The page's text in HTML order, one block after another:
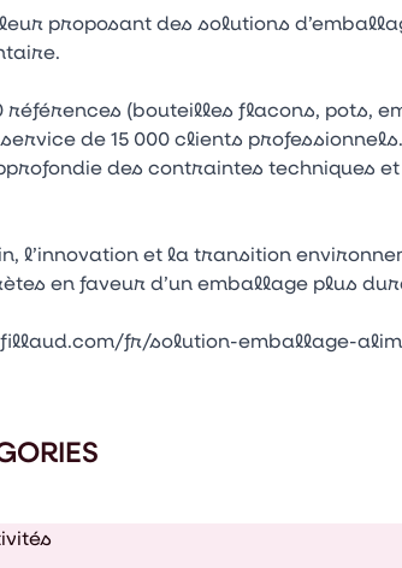
leur proposant des solutions
(bouteilles flacons, pots,
de 15 000 clients
des contraintes techniques
l’innovation et la transition
en faveur d’un emballage plus
fillaud.com/fr/solution-emballage-